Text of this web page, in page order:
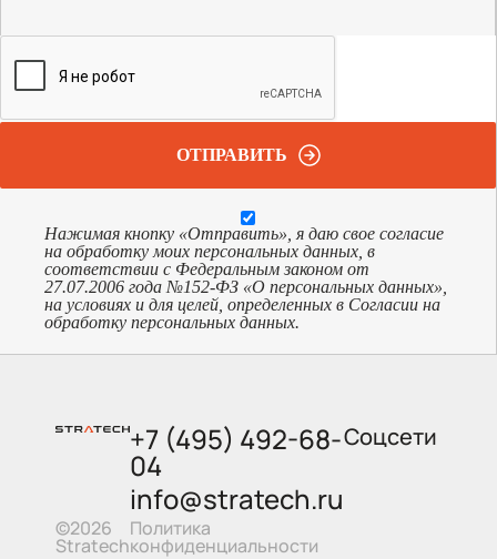
ОТПРАВИТЬ
Нажимая кнопку «Отправить», я даю свое согласие
на обработку моих персональных данных, в
соответствии с Федеральным законом от
27.07.2006 года №152-ФЗ «О персональных данных»,
на условиях и для целей, определенных в Согласии на
обработку персональных данных.
©2026
Stratech
+7 (495) 492-68-
04
info@stratech.ru
Политика
конфиденциальности
Соцсети